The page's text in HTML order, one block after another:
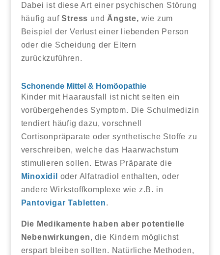
Dabei ist diese Art einer psychischen Störung
häufig aufStress und Ängste, wie zum
Beispiel der Verlust einer liebenden Person
oder die Scheidung der Eltern
zurückzuführen.
Schonende Mittel & Homöopathie
Kinder mit Haarausfall ist nicht selten ein
vorübergehendes Symptom. Die Schulmedizin
tendiert häufig dazu, vorschnell
Cortisonpräparate oder synthetische Stoffe zu
verschreiben, welche das Haarwachstum
stimulieren sollen. Etwas Präparate die
Minoxidil
oder Alfatradiol enthalten, oder
andere Wirkstoffkomplexe wie z.B. in
Pantovigar Tabletten.
Die Medikamente haben aber potentielle
Nebenwirkungen, die Kindern möglichst
erspart bleiben sollten. Natürliche Methoden,